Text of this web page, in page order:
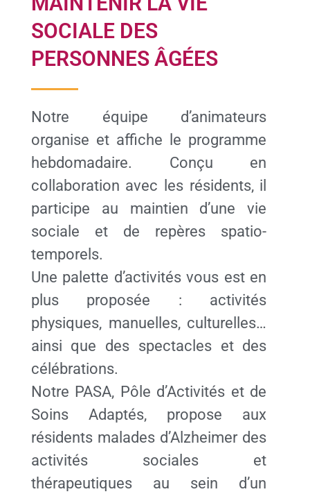
SOCIALE DES
PERSONNES ÂGÉES
Notre équipe d’animateurs
organise et affiche le programme
hebdomadaire. Conçu en
collaboration avec les résidents, il
participe au maintien d’une vie
sociale et de repères spatio-
temporels.
Une palette d’activités vous est en
plus proposée : activités
physiques, manuelles, culturelles…
ainsi que des spectacles et des
célébrations.
Notre PASA, Pôle d’Activités et de
Soins Adaptés, propose aux
résidents malades d’Alzheimer des
activités sociales et
thérapeutiques au sein d’un